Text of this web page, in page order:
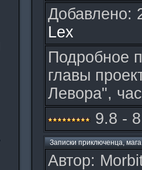
Добавлено:
Lex
Подробное
главы
Левора",
9.8 - 8
Записки приключенца,
Автор: